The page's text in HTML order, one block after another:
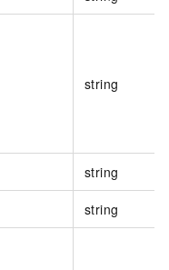
string
string
string